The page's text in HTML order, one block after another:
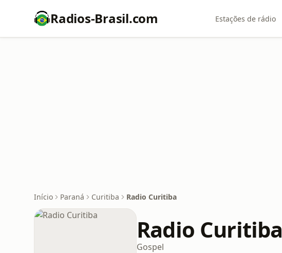
Radios-Brasil.com Estações de rádio
Início Paraná Curitiba Radio Curitiba
Radio Curitiba
Gospel